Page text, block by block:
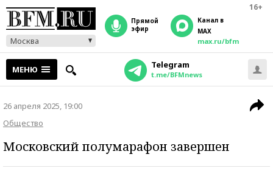
16+
Москва
прямой
эфир
Канал в
MAX
max.ru/bfm
МЕНЮ Telegram
t.me/BFMnews
26 апреля 2025, 19:00
Общество
Московский полумарафон завершен